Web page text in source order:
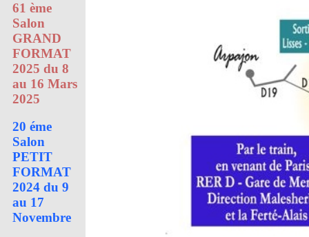
61 ème
Salon
GRAND
FORMAT
2025 du 8
au 16 Mars
2025
20 éme
Salon
PETIT
FORMAT
2024 du 9
au 17
Novembre